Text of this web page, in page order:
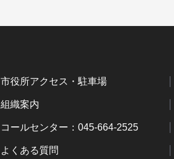
市役所アクセス・駐車場
組織案内
コールセンター：045-664-2525
よくある質問